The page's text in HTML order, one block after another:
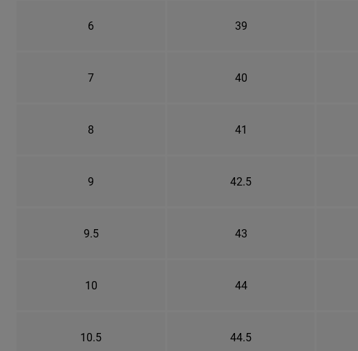
6 39
7 40
8 41
9 42.5
9.5 43
10 44
10.5 44.5